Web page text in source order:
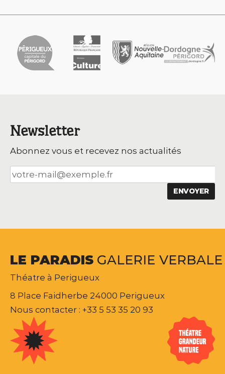
Newsletter
Abonnez vous et recevez nos actualités
LE PARADIS GALERIE VERBALE
Théatre à Perigueux
8 Place Faidherbe 24000 Perigueux
Nous contacter : +33 5 53 35 20 93